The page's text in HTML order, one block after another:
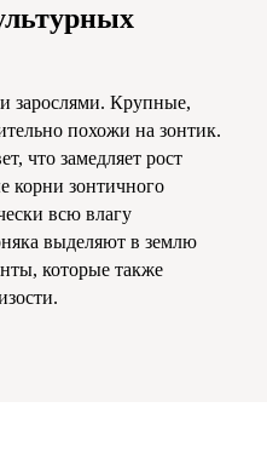
зарослями. Крупные,
похожи на зонтик.
что замедляет рост
корни зонтичного
всю влагу
выделяют в землю
которые также